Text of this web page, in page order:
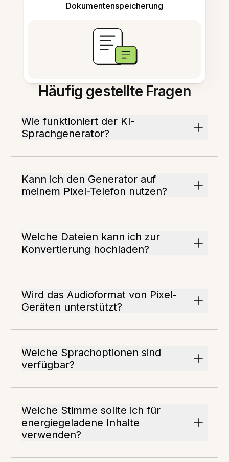
Dokumentenspeicherung
Häufig gestellte Fragen
Wie funktioniert der KI-
Sprachgenerator?
Kann ich den Generator auf
meinem Pixel-Telefon nutzen?
Welche Dateien kann ich zur
Konvertierung hochladen?
Wird das Audioformat von Pixel-
Geräten unterstützt?
Welche Sprachoptionen sind
verfügbar?
Welche Stimme sollte ich für
energiegeladene Inhalte
verwenden?